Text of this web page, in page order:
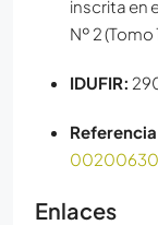
inscrita en
Nº 2 (Tomo
IDUFIR:
Enlaces